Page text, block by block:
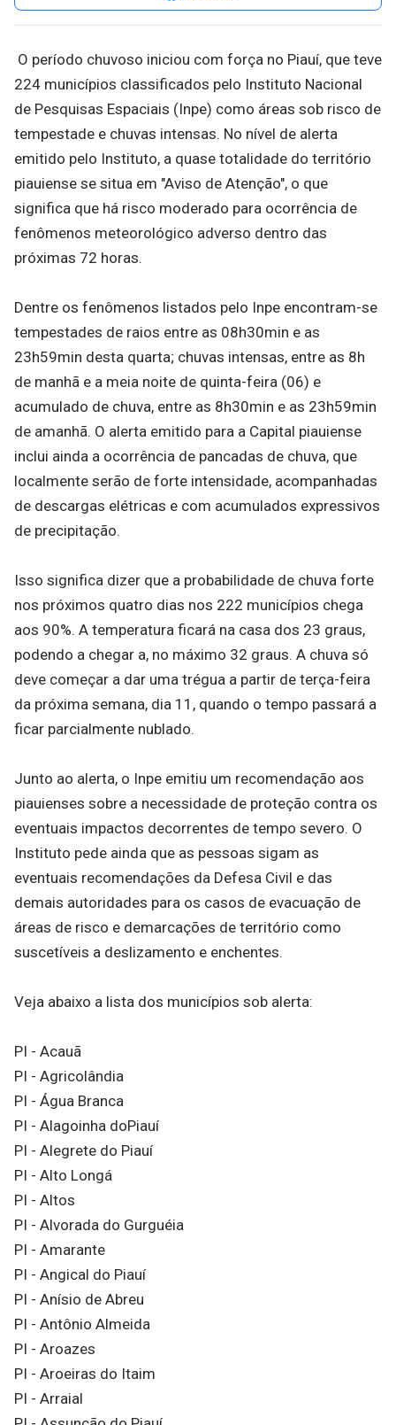
O período chuvoso iniciou com força no Piauí, que teve
224 municípios classificados pelo Instituto Nacional
de Pesquisas Espaciais (Inpe) como áreas sob risco de
tempestade e chuvas intensas. No nível de alerta
emitido pelo Instituto, a quase totalidade do território
piauiense se situa em "Aviso de Atenção", o que
significa que há risco moderado para ocorrência de
fenômenos meteorológico adverso dentro das
próximas 72 horas.
Dentre os fenômenos listados pelo Inpe encontram-se
tempestades de raios entre as 08h30min e as
23h59min desta quarta; chuvas intensas, entre as 8h
de manhã e a meia noite de quinta-feira (06) e
acumulado de chuva, entre as 8h30min e as 23h59min
de amanhã. O alerta emitido para a Capital piauiense
inclui ainda a ocorrência de pancadas de chuva, que
localmente serão de forte intensidade, acompanhadas
de descargas elétricas e com acumulados expressivos
de precipitação.
Isso significa dizer que a probabilidade de chuva forte
nos próximos quatro dias nos 222 municípios chega
aos 90%. A temperatura ficará na casa dos 23 graus,
podendo a chegar a, no máximo 32 graus. A chuva só
deve começar a dar uma trégua a partir de terça-feira
da próxima semana, dia 11, quando o tempo passará a
ficar parcialmente nublado.
Junto ao alerta, o Inpe emitiu um recomendação aos
piauienses sobre a necessidade de proteção contra os
eventuais impactos decorrentes de tempo severo. O
Instituto pede ainda que as pessoas sigam as
eventuais recomendações da Defesa Civil e das
demais autoridades para os casos de evacuação de
áreas de risco e demarcações de território como
suscetíveis a deslizamento e enchentes.
Veja abaixo a lista dos municípios sob alerta:
PI - Acauã
PI - Agricolândia
PI - Água Branca
PI - Alagoinha doPiauí
PI - Alegrete do Piauí
PI - Alto Longá
PI - Altos
PI - Alvorada do Gurguéia
PI - Amarante
PI - Angical do Piauí
PI - Anísio de Abreu
PI - Antônio Almeida
PI - Aroazes
PI - Aroeiras do Itaim
PI - Arraial